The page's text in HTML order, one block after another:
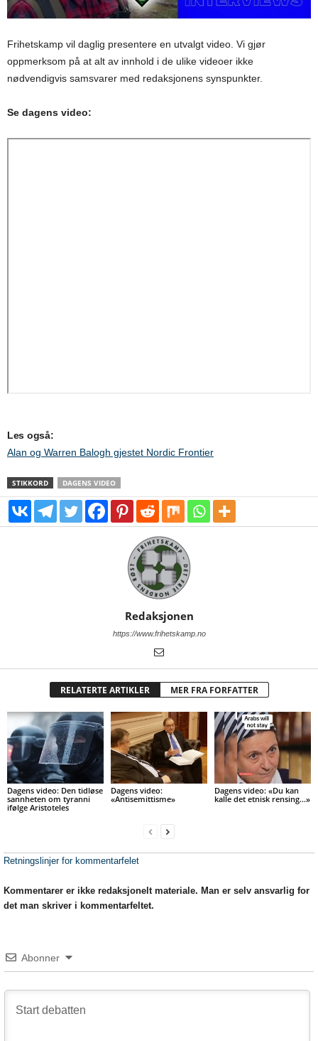
Frihetskamp vil daglig presentere en utvalgt video. Vi gjør
oppmerksom på at alt av innhold i de ulike videoer ikke
nødvendigvis samsvarer med redaksjonens synspunkter.
Se dagens video:
Les også:
Alan og Warren Balogh gjestet Nordic Frontier
STIKKORD DAGENS VIDEO
Redaksjonen
https://www.frihetskamp.no
RELATERTE ARTIKLER MER FRA FORFATTER
Dagens video: Den tidløse
sannheten om tyranni
ifølge Aristoteles
Dagens video:
«Antisemittisme»
Dagens video: «Du kan
kalle det etnisk rensing…»
Retningslinjer for kommentarfelet
Kommentarer er ikke redaksjonelt materiale. Man er selv ansvarlig for
det man skriver i kommentarfeltet.
Abonner